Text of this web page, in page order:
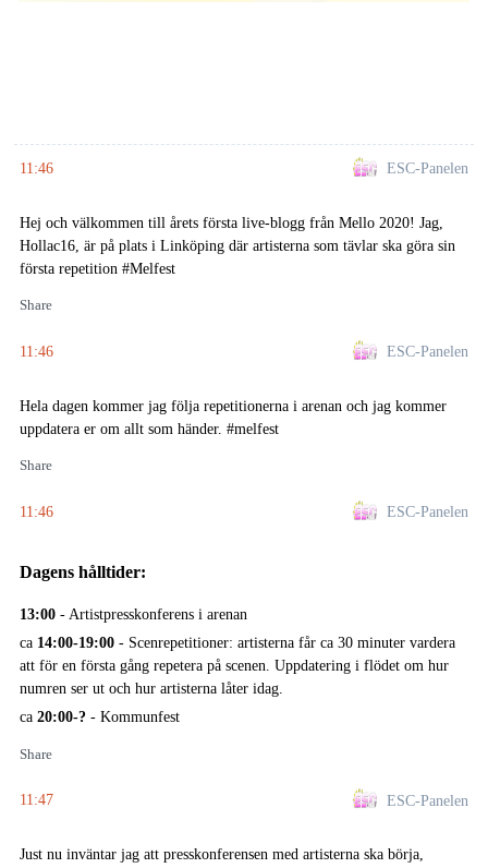
11:46 ESC-Panelen
Hej och välkommen till årets första live-blogg från Mello 2020! Jag,
Hollac16, är på plats i Linköping där artisterna som tävlar ska göra sin
första repetition #Melfest
Share
11:46 ESC-Panelen
Hela dagen kommer jag följa repetitionerna i arenan och jag kommer
uppdatera er om allt som händer. #melfest
Share
11:46 ESC-Panelen
Dagens hålltider:
13:00 - Artistpresskonferens i arenan
ca 14:00-19:00 - Scenrepetitioner: artisterna får ca 30 minuter vardera
att för en första gång repetera på scenen. Uppdatering i flödet om hur
numren ser ut och hur artisterna låter idag.
ca 20:00-? - Kommunfest
Share
11:47 ESC-Panelen
Just nu inväntar jag att presskonferensen med artisterna ska börja,